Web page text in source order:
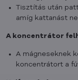
Tisztítás után
amíg kattanást
A koncentrátor
A mágneseknek
koncentrátort a